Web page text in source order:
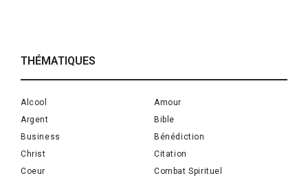
THÉMATIQUES
Alcool
Amour
Argent
Bible
Business
Bénédiction
Christ
Citation
Coeur
Combat Spirituel